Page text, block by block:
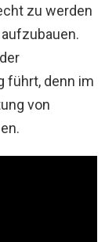
zu werden
führt, denn im
von